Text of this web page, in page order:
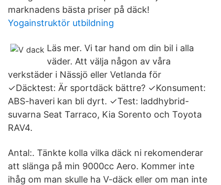
marknadens bästa priser på däck!
Yogainstruktör utbildning
Läs mer. Vi tar hand om din bil i alla
väder. Att välja någon av våra
verkstäder i Nässjö eller Vetlanda för
✓Däcktest: Är sportdäck bättre? ✓Konsument:
ABS-haveri kan bli dyrt. ✓Test: laddhybrid-
suvarna Seat Tarraco, Kia Sorento och Toyota
RAV4.
Antal:. Tänkte kolla vilka däck ni rekomenderar
att slänga på min 9000cc Aero. Kommer inte
ihåg om man skulle ha V-däck eller om man inte